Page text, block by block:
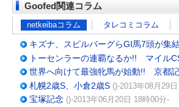
Goofed関連コラム
netkeibaコラム タレコミコラム
キズナ、スピルバーグらGI馬7頭が集
トーセンラーの連覇なるか!! マイル
世界へ向けて最強牝馬が始動!! 京都
札幌2歳S、小倉2歳S ()-2013年08月29
宝塚記念 ()-2013年06月20日 18時00分-